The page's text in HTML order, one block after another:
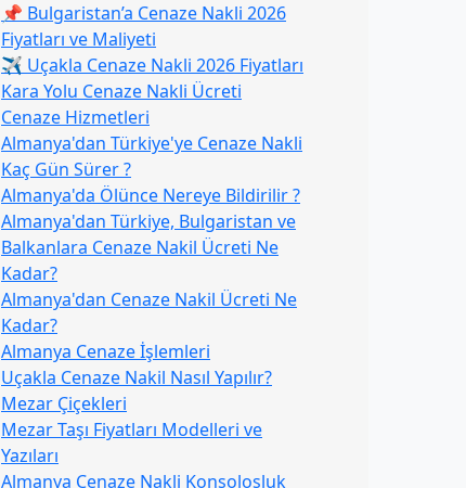
📌 Bulgaristan’a Cenaze Nakli 2026
Fiyatları ve Maliyeti
✈️ Uçakla Cenaze Nakli 2026 Fiyatları
Kara Yolu Cenaze Nakli Ücreti
Cenaze Hizmetleri
Almanya'dan Türkiye'ye Cenaze Nakli
Kaç Gün Sürer ?
Almanya'da Ölünce Nereye Bildirilir ?
Almanya'dan Türkiye, Bulgaristan ve
Balkanlara Cenaze Nakil Ücreti Ne
Kadar?
Almanya'dan Cenaze Nakil Ücreti Ne
Kadar?
Almanya Cenaze İşlemleri
Uçakla Cenaze Nakil Nasıl Yapılır?
Mezar Çiçekleri
Mezar Taşı Fiyatları Modelleri ve
Yazıları
Almanya Cenaze Nakli Konsolosluk